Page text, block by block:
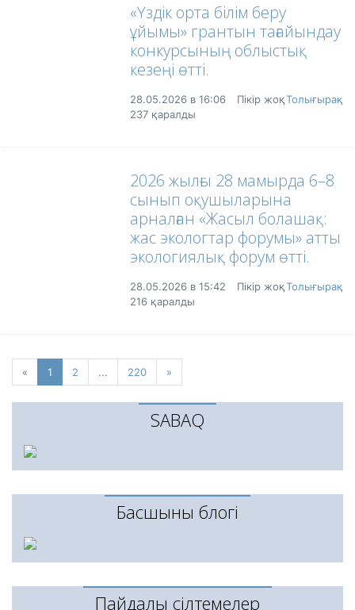
«Үздік орта білім беру
ұйымы» грантын тағайындау
конкурсының облыстық
кезеңі өтті.
Толығырақ
28.05.2026 в 16:06
Пікір жоқ
237 қаралды
2026 жылғы 28 мамырда 6–8
сынып оқушыларына
арналған «Жасыл болашақ:
жас экологтар форумы» атты
экологиялық форум өтті.
Толығырақ
28.05.2026 в 15:42
Пікір жоқ
216 қаралды
« Previous
1 (current)
2 ... 220 »
SABAQ
Басшының блогі
Пайдалы сілтемелер